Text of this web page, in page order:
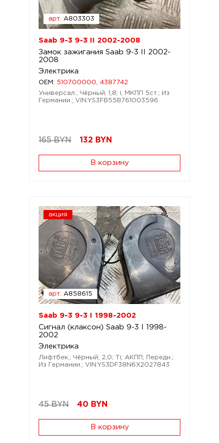
арт. A803303
Saab 9-3 9-3 II 2002-2008
Замок зажигания Saab 9-3 II 2002-
2008
Электрика
OEM: 510700000, 4387742
Универсал.; Чёрный; 1,8; i; МКПП 5ст.; Из
Германии.; VIN:YS3FB55B761003596
165 BYN 132 BYN
В корзину
акция
арт. A858615
Saab 9-3 9-3 I 1998-2002
Сигнал (клаксон) Saab 9-3 I 1998-
2002
Электрика
Лифтбек.; Чёрный; 2,0; Ti; АКПП; Передн.;
Из Германии.; VIN:YS3DF38N6X2027843
45 BYN 40 BYN
В корзину